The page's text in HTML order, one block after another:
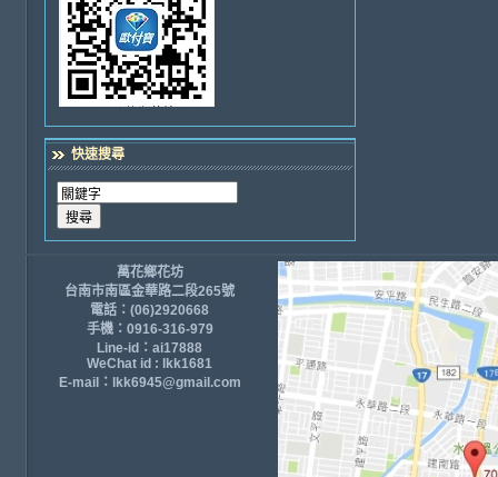
快速搜尋
萬花鄉花坊
台南市南區金華路二段265號
電話：(06)2920668
手機：0916-316-979
Line-id：ai17888
WeChat id : lkk1681
E-mail：lkk6945@gmail.com